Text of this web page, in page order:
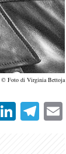
© Foto di Virginia Bettoja